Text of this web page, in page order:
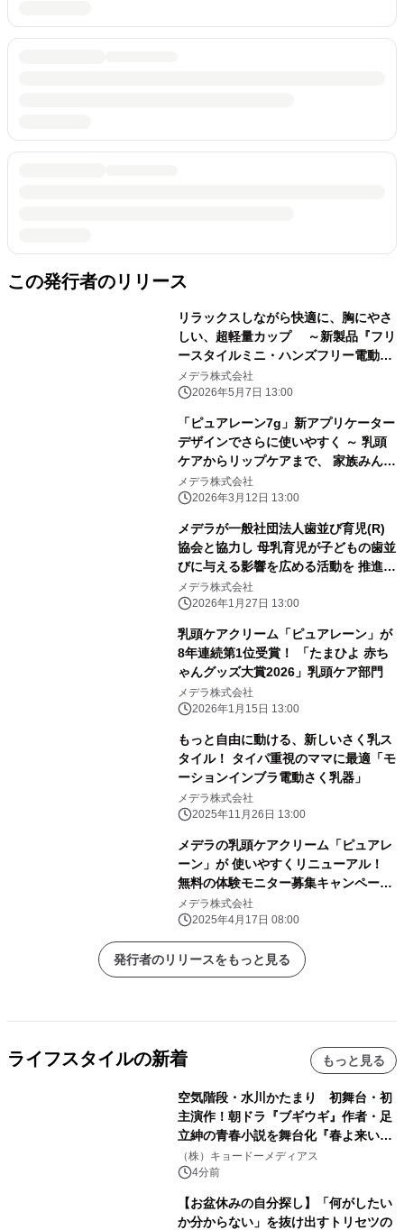
この発行者のリリース
リラックスしながら快適に、胸にやさ
しい、超軽量カップ ～新製品『フリ
ースタイルミニ・ハンズフリー電動さ
く乳器』発売～
メデラ株式会社
2026年5月7日 13:00
「ピュアレーン7g」新アプリケーター
デザインでさらに使いやすく ～ 乳頭
ケアからリップケアまで、 家族みんな
で使える、多用途ケアを新提案 ～
メデラ株式会社
2026年3月12日 13:00
メデラが一般社団法人歯並び育児(R)
協会と協力し 母乳育児が子どもの歯並
びに与える影響を広める活動を 推進
1/27よりYouTubeにてコンテンツ公開
より開始
メデラ株式会社
2026年1月27日 13:00
乳頭ケアクリーム「ピュアレーン」が
8年連続第1位受賞！ 「たまひよ 赤ち
ゃんグッズ大賞2026」乳頭ケア部門
メデラ株式会社
2026年1月15日 13:00
もっと自由に動ける、新しいさく乳ス
タイル！ タイパ重視のママに最適「モ
ーションインブラ電動さく乳器」
メデラ株式会社
2025年11月26日 13:00
メデラの乳頭ケアクリーム「ピュアレ
ーン」が 使いやすくリニューアル！
無料の体験モニター募集キャンペーン
を実施
メデラ株式会社
2025年4月17日 08:00
発行者のリリースをもっと見る
ライフスタイルの新着 もっと見る
空気階段・水川かたまり 初舞台・初
主演作！朝ドラ『ブギウギ』作者・足
立紳の青春小説を舞台化『春よ来い、
マジで来い』キービジュアル解禁！
（株）キョードーメディアス
4分前
【お盆休みの自分探し】「何がしたい
か分からない」を抜け出すトリセツの